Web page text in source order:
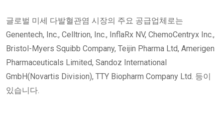
글로벌 미세 다발혈관염 시장의 주요 공급업체로는
Genentech, Inc., Celltrion, Inc., InflaRx NV, ChemoCentryx Inc.,
Bristol-Myers Squibb Company, Teijin Pharma Ltd, Amerigen
Pharmaceuticals Limited, Sandoz International
GmbH(Novartis Division), TTY Biopharm Company Ltd. 등이
있습니다.